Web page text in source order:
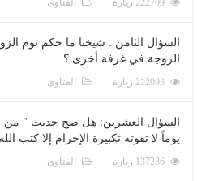
الفتاوى
السؤال الثامن : شيخنا ما حكم نوم
الزوجة في غرفة أخرى ؟
الفتاوى
السؤال العشرين: هل صح حديث " من
يوماً لا تفوته تكبيرة الإحرام إلا كتب
الفتاوى